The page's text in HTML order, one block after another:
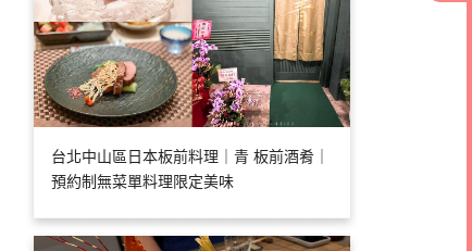
台北中山區日本板前料理｜青 板前酒肴｜
預約制無菜單料理限定美味